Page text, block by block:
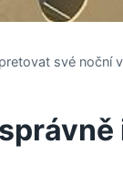
své noční